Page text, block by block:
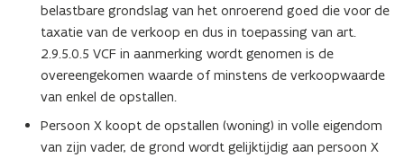
belastbare grondslag van het onroerend goed die voor de
taxatie van de verkoop en dus in toepassing van art.
2.9.5.0.5 VCF in aanmerking wordt genomen is de
overeengekomen waarde of minstens de verkoopwaarde
van enkel de opstallen.
Persoon X koopt de opstallen (woning) in volle eigendom
van zijn vader, de grond wordt gelijktijdig aan persoon X